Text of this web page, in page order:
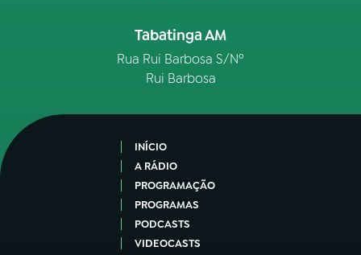
Tabatinga AM
Rua Rui Barbosa S/Nº
Rui Barbosa
INÍCIO
A RÁDIO
PROGRAMAÇÃO
PROGRAMAS
PODCASTS
VIDEOCASTS